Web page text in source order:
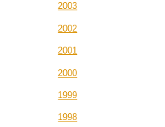
2003
2002
2001
2000
1999
1998